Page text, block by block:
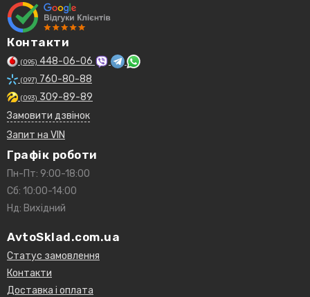
Контакти
(095) 448-06-06
(097) 760-80-88
(093) 309-89-89
Замовити дзвінок
Запит на VIN
Графік роботи
Пн-Пт: 9:00-18:00
Сб: 10:00-14:00
Нд: Вихідний
AvtoSklad.com.ua
Статус замовлення
Контакти
Доставка і оплата